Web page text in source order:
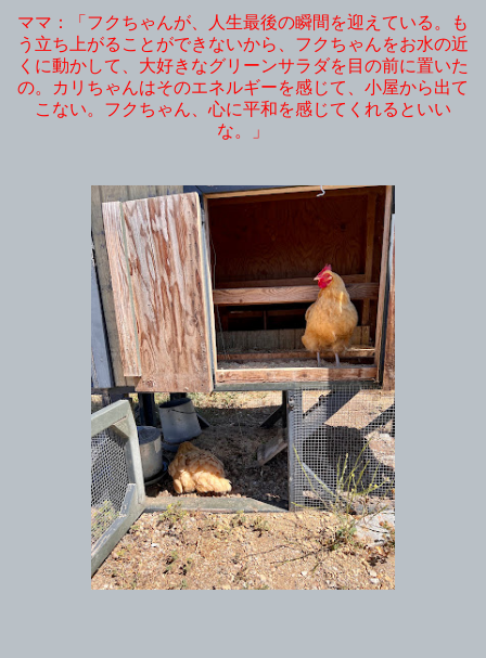
ママ：「フクちゃんが、人生最後の瞬間を迎えている。も
う立ち上がることができないから、フクちゃんをお水の近
くに動かして、大好きなグリーンサラダを目の前に置いた
の。カリちゃんはそのエネルギーを感じて、小屋から出て
こない。フクちゃん、心に平和を感じてくれるといい
な。」